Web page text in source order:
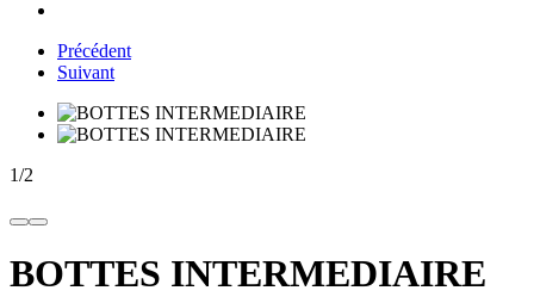
Précédent
Suivant
1/2
BOTTES INTERMEDIAIRE